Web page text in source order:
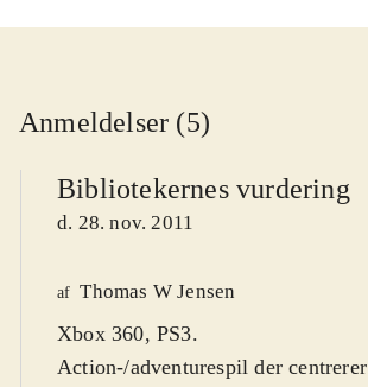
Anmeldelser (5)
Bibliotekernes vurdering
d. 28. nov. 2011
af Thomas W Jensen
Xbox 360, PS3.
Action-/adventurespil der centrerer